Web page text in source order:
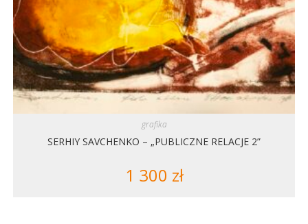
grafika
SERHIY SAVCHENKO – „PUBLICZNE RELACJE 2”
1 300 zł